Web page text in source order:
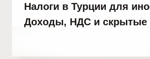
Налоги в Турции для
Доходы, НДС и скрытые